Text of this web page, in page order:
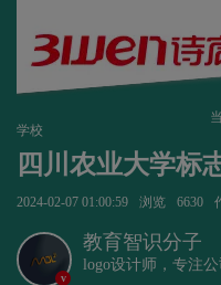
学校
四川农业大学标
2024-02-07 01:00:59 浏览 6630
v
教育智识分子
logo设计师，专注